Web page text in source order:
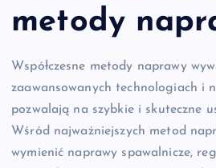
metody
Współczesne metody naprawy
zaawansowanych technologiach i
pozwalają na szybkie i skuteczne
Wśród najważniejszych metod
wymienić naprawy spawalnicze,